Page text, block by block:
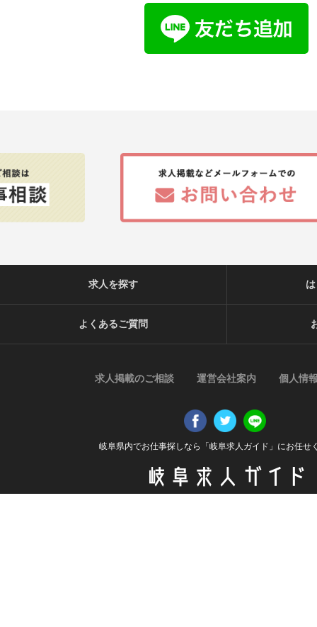
岐阜県内でお仕事探しなら「岐阜求人ガイド」にお任せ
求人を探す
よくあるご質問
求人掲載のご相談 運営会社案内 個人情